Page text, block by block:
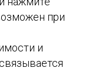
при
и